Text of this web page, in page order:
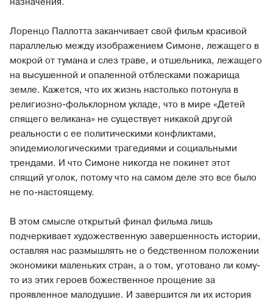
Лоренцо Паллотта заканчивает свой фильм красивой
параллелью между изображением Симоне, лежащего в
мокрой от тумана и слез траве, и отшельника, лежащего
на высушенной и опаленной отблесками пожарища
земле. Кажется, что их жизнь настолько потонула в
религиозно-фольклорном укладе, что в мире «Детей
спящего великана» не существует никакой другой
реальности с ее политическими конфликтами,
эпидемиологическими трагедиями и социальными
трендами. И что Симоне никогда не покинет этот
спящий уголок, потому что на самом деле это все было
не по-настоящему.
В этом смысле открытый финал фильма лишь
подчеркивает художественную завершенность истории,
оставляя нас размышлять не о бедственном положении
экономики маленьких стран, а о том, уготовано ли кому-
то из этих героев божественное прощение за
проявленное малодушие. И завершится ли их история